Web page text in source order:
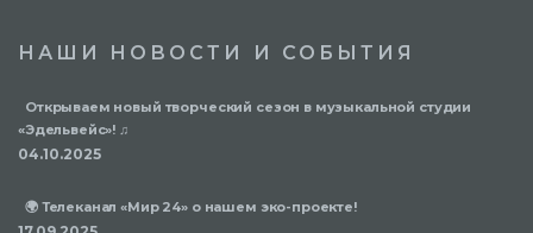
НАШИ НОВОСТИ И СОБЫТИЯ
Открываем новый творческий сезон в музыкальной студии
«Эдельвейс»! ♫
04.10.2025
🌍 Телеканал «Мир 24» о нашем эко-проекте!